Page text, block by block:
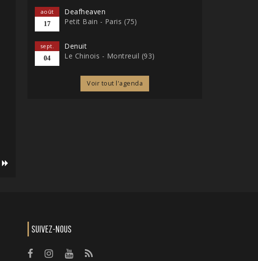
août
17
Deafheaven
Petit Bain - Paris (75)
sept.
04
Denuit
Le Chinois - Montreuil (93)
Voir tout l'agenda
SUIVEZ-NOUS